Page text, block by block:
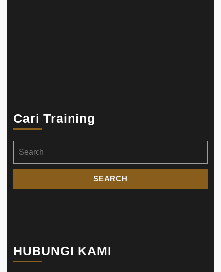
Cari Training
for:
HUBUNGI KAMI